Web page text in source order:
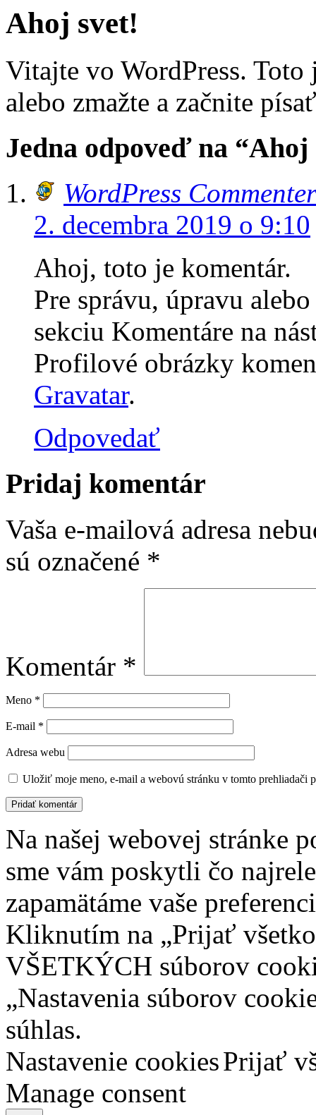
Ahoj svet!
Vitajte vo WordPress.
alebo zmažte a začnite
Jedna odpoveď na “Ahoj
WordPress Commenter
2. decembra 2019 o 9:10
Ahoj, toto je komentár.
Pre správu, úpravu
sekciu Komentáre na
Profilové obrázky
Gravatar.
Odpovedať
Pridaj komentár
Vaša e-mailová adresa
sú označené *
Komentár *
Meno *
E-mail *
Adresa webu
Uložiť moje meno, e-mail a webovú stránku v tomto prehliadači
Na našej webovej stránke
sme vám poskytli čo
zapamätáme vaše
Kliknutím na „Prijať
VŠETKÝCH súborov
„Nastavenia súborov
súhlas.
Nastavenie cookiesPrijať
Manage consent